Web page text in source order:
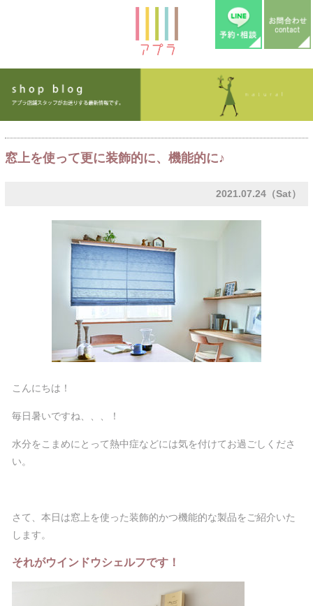
窓上を使って更に装飾的に、機能的に♪
2021.07.24（Sat）
こんにちは！
毎日暑いですね、、、！
水分をこまめにとって熱中症などには気を付けてお過ごしくださ
い。
さて、本日は窓上を使った装飾的かつ機能的な製品をご紹介いた
します。
それがウインドウシェルフです！